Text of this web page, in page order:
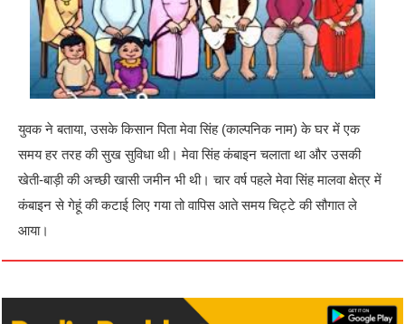
युवक ने बताया, उसके किसान पिता मेवा सिंह (काल्पनिक नाम) के घर में एक
समय हर तरह की सुख सुविधा थी। मेवा सिंह कंबाइन चलाता था और उसकी
खेती-बाड़ी की अच्‍छी खासी जमीन भी थी। चार वर्ष पहले मेवा सिंह मालवा क्षेत्र में
कंबाइन से गेहूं की कटाई लिए गया तो वापिस आते समय चिट्टे की सौगात ले
आया।